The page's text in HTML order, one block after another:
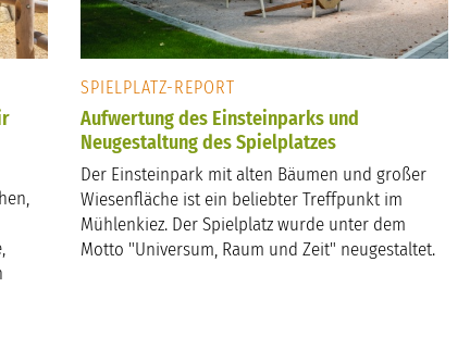
SPIELPLATZ-REPORT
Aufwertung des Einsteinparks und
Neugestaltung des Spielplatzes
Der Einsteinpark mit alten Bäumen und großer
Wiesenfläche ist ein beliebter Treffpunkt im
Mühlenkiez. Der Spielplatz wurde unter dem
Motto "Universum, Raum und Zeit" neugestaltet.